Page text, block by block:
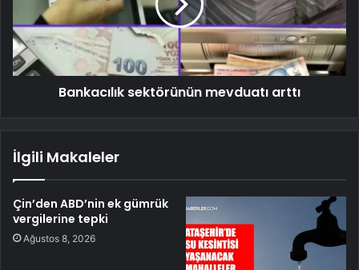
Bankacılık sektörünün mevduatı arttı
İlgili Makaleler
Çin’den ABD’nin ek gümrük
vergilerine tepki
Ağustos 8, 2026